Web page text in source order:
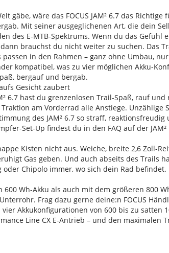
gäbe, wäre das FOCUS JAM² 6.7 das
Mit seiner ausgeglichenen Art, die dein
des E-MTB-Spektrums. Wenn du das
brauchst du nicht weiter zu suchen. Das
in den Rahmen – ganz ohne Umbau,
kompatibel, was zu vier möglichen Akku-
bergauf und bergab.
Gesicht zaubert
6.7 hast du grenzenlosen Trail-Spaß, rauf
am Vorderrad alle Anstiege. Unzählige
des JAM² 6.7 so straff,
Set-Up findest du in den FAQ auf der JAM²
Kisten nicht aus. Weiche, breite 2,6 Zoll-
Gas geben. Und auch abseits des
Chipolo immer, wo sich dein Rad befindet.
600 Wh-Akku als auch mit dem größeren
Frag dazu gerne deine:n FOCUS
Akkukonfigurationen von 600 bis zu
Line CX E-Antrieb – und den maximalen